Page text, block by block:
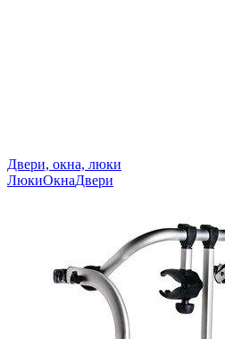
Двери, окна, люки
ЛюкиОкнаДвери